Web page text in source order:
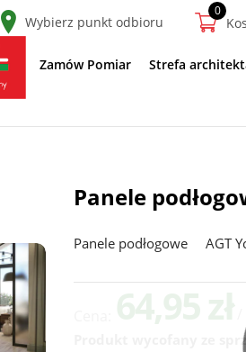
Wybierz punkt odbioru
Zamów Pomiar Strefa
Panele
Panele podłogowe AGT
Produkt wycofany ze